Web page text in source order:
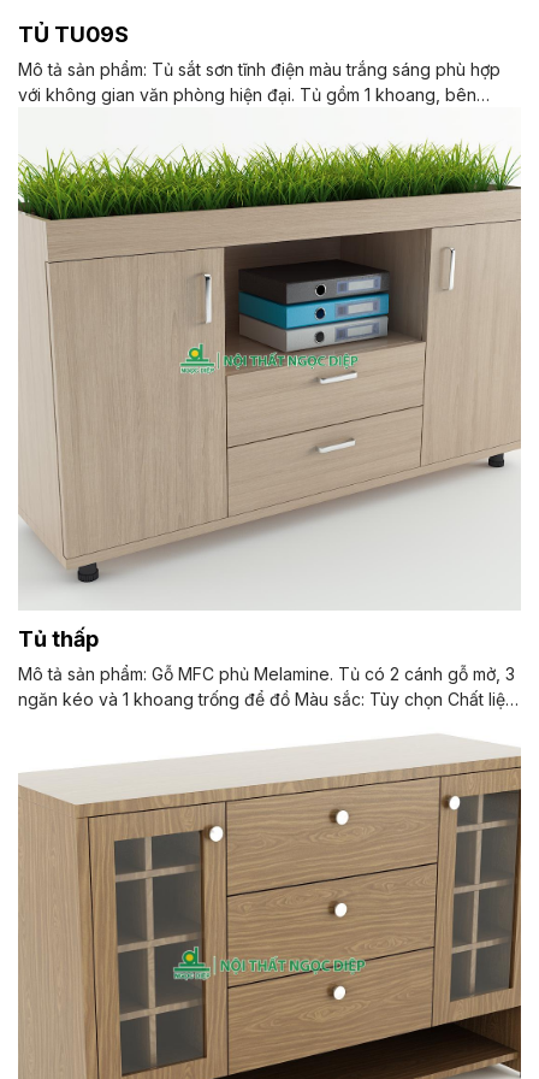
TỦ TU09S
Mô tả sản phẩm: Tủ sắt sơn tĩnh điện màu trắng sáng phù hợp
với không gian văn phòng hiện đại. Tủ gồm 1 khoang, bên
dụng khóa số. Màu sắc: Tùy chọn Chất liệu: tủ chất liệu sắt sơn
tĩnh điện. Kiểu dáng Kiểu dáng hiện đại thiết kế đơn giản, sang
trọng, và hiện đại Bảo hành: theo tiêu chuẩn NSX
Tủ thấp
Mô tả sản phẩm: Gỗ MFC phủ Melamine. Tủ có 2 cánh gỗ mở, 3
ngăn kéo và 1 khoang trống để đồ Màu sắc: Tùy chọn Chất liệu:
đơn giản mang phong cách văn phòng vừa gọn gàng, hiện đại
vừa đúng với môi trường làm việc chuyên nghiệp. Bảo hành:
theo tiêu chuẩn NSX